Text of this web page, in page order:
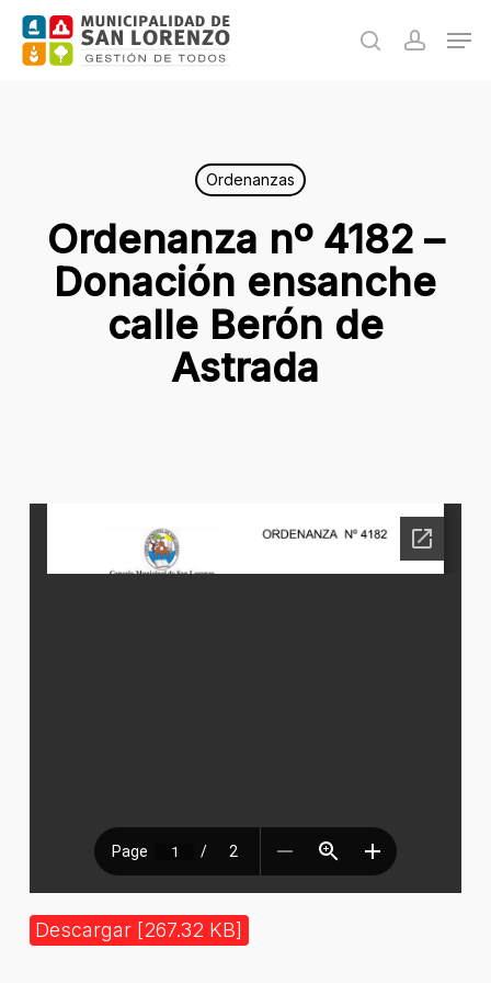
Skip
search
Ordenanzas
Ordenanza nº 4182 –
Donación ensanche
calle Berón de
Astrada
Descargar [267.32 KB]